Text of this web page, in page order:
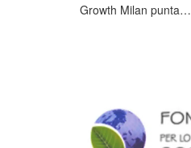
Growth Milan punta…